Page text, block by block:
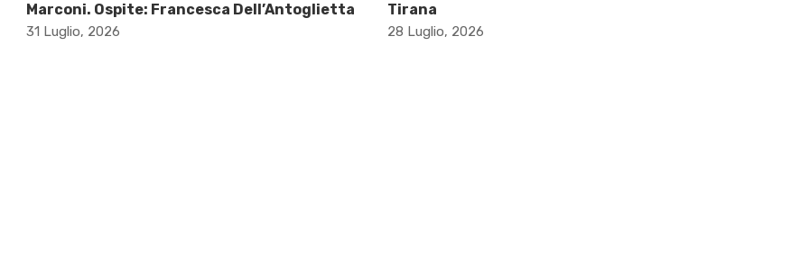
Marconi. Ospite: Francesca Dell’Antoglietta
31 Luglio, 2026
Tirana
28 Luglio, 2026